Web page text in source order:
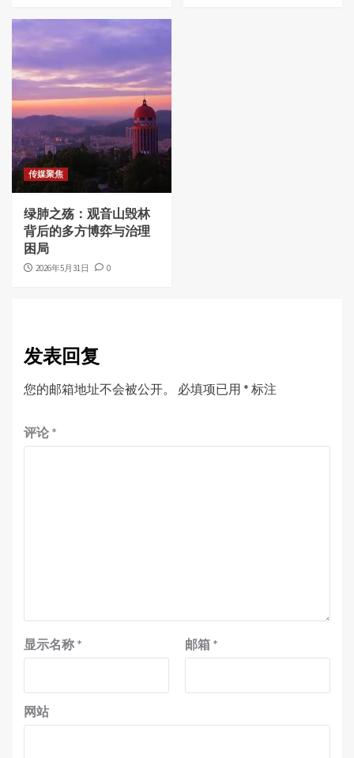
传媒聚焦
绿肺之殇：观音山毁林
背后的多方博弈与治理
困局
2026年5月31日 0
发表回复
您的邮箱地址不会被公开。 必填项已用 * 标注
评论 *
显示名称 * 邮箱 *
网站